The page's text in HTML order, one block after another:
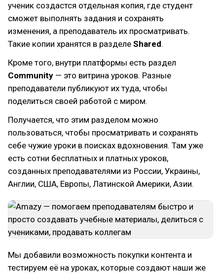
ученик создастся отдельная копия, где студент
сможет выполнять задания и сохранять
изменения, а преподаватель их просматривать.
Такие копии хранятся в разделе Shared.
Кроме того, внутри платформы есть раздел
Community — это витрина уроков. Разные
преподаватели публикуют их туда, чтобы
поделиться своей работой с миром.
Получается, что этим разделом можно
пользоваться, чтобы просматривать и сохранять
себе чужие уроки в поисках вдохновения. Там уже
есть сотни бесплатных и платных уроков,
созданных преподавателями из России, Украины,
Англии, США, Европы, Латинской Америки, Азии.
Мы добавили возможность покупки контента и
тестируем её на уроках, которые создают наши же